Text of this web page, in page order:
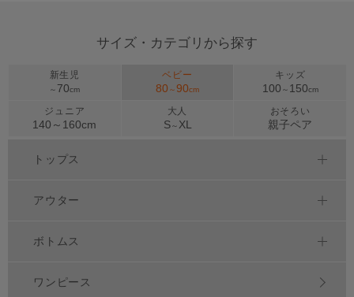
サイズ・カテゴリから探す
新生児
～ 70cm
ベビー
80 ～90cm
キッズ
100 ～ 150cm
ジュニア
140～ 160cm
大人
S～ XL
おそろい
親子ペア
トップス
アウター
ボトムス
ワンピース